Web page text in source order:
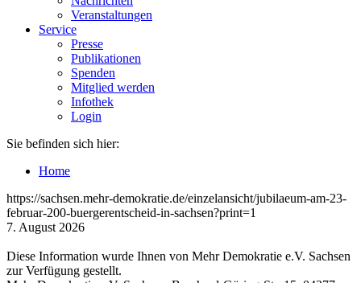
Veranstaltungen
Service
Presse
Publikationen
Spenden
Mitglied werden
Infothek
Login
Sie befinden sich hier:
Home
https://sachsen.mehr-demokratie.de/einzelansicht/jubilaeum-am-23-
februar-200-buergerentscheid-in-sachsen?print=1
7. August 2026
Diese Information wurde Ihnen von Mehr Demokratie e.V. Sachsen
zur Verfügung gestellt.